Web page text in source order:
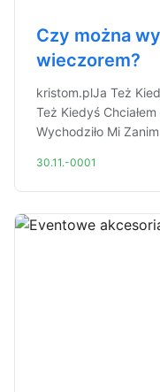
Czy można
wieczorem?
kristom.plJa Też
Też Kiedyś
Wychodziło Mi
30.11.-0001